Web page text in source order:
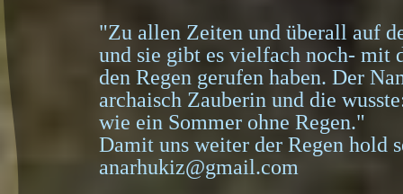
"Zu allen Zeiten und überall auf
und sie gibt es vielfach noch- mit
den Regen gerufen haben. Der
archaisch Zauberin und die
wie ein Sommer ohne Regen."
Damit uns weiter der Regen hold
anarhukiz@gmail.com